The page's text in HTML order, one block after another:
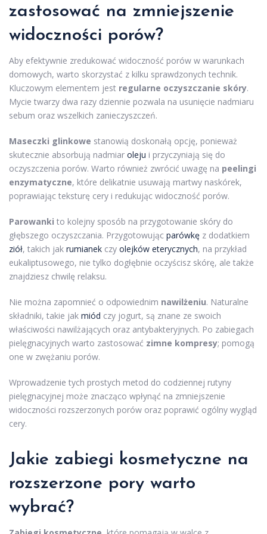
zastosować na zmniejszenie
widoczności porów?
Aby efektywnie zredukować widoczność porów w warunkach
domowych, warto skorzystać z kilku sprawdzonych technik.
Kluczowym elementem jest regularne oczyszczanie skóry.
Mycie twarzy dwa razy dziennie pozwala na usunięcie nadmiaru
sebum oraz wszelkich zanieczyszczeń.
Maseczki glinkowe stanowią doskonałą opcję, ponieważ
skutecznie absorbują nadmiar oleju i przyczyniają się do
oczyszczenia porów. Warto również zwrócić uwagę na peelingi
enzymatyczne, które delikatnie usuwają martwy naskórek,
poprawiając teksturę cery i redukując widoczność porów.
Parowanki to kolejny sposób na przygotowanie skóry do
głębszego oczyszczania. Przygotowując parówkę z dodatkiem
ziół, takich jak rumianek czy olejków eterycznych, na przykład
eukaliptusowego, nie tylko dogłębnie oczyścisz skórę, ale także
znajdziesz chwilę relaksu.
Nie można zapomnieć o odpowiednim nawilżeniu. Naturalne
składniki, takie jak miód czy jogurt, są znane ze swoich
właściwości nawilżających oraz antybakteryjnych. Po zabiegach
pielęgnacyjnych warto zastosować zimne kompresy; pomogą
one w zwężaniu porów.
Wprowadzenie tych prostych metod do codziennej rutyny
pielęgnacyjnej może znacząco wpłynąć na zmniejszenie
widoczności rozszerzonych porów oraz poprawić ogólny wygląd
cery.
Jakie zabiegi kosmetyczne na
rozszerzone pory warto
wybrać?